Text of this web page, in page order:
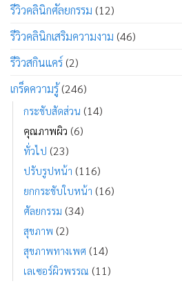
รีวิวคลินิกศัลยกรรม (12)
รีวิวคลินิกเสริมความงาม (46)
รีวิวสกินแคร์ (2)
เกร็ดความรู้(246)
กระชับสัดส่วน (14)
คุณภาพผิว (6)
ทั่วไป (23)
ปรับรูปหน้า (116)
ยกกระชับใบหน้า (16)
ศัลยกรรม (34)
สุขภาพ (2)
สุขภาพทางเพศ (14)
เลเซอร์ผิวพรรณ (11)